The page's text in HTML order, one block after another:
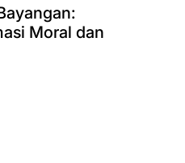
Moral dan